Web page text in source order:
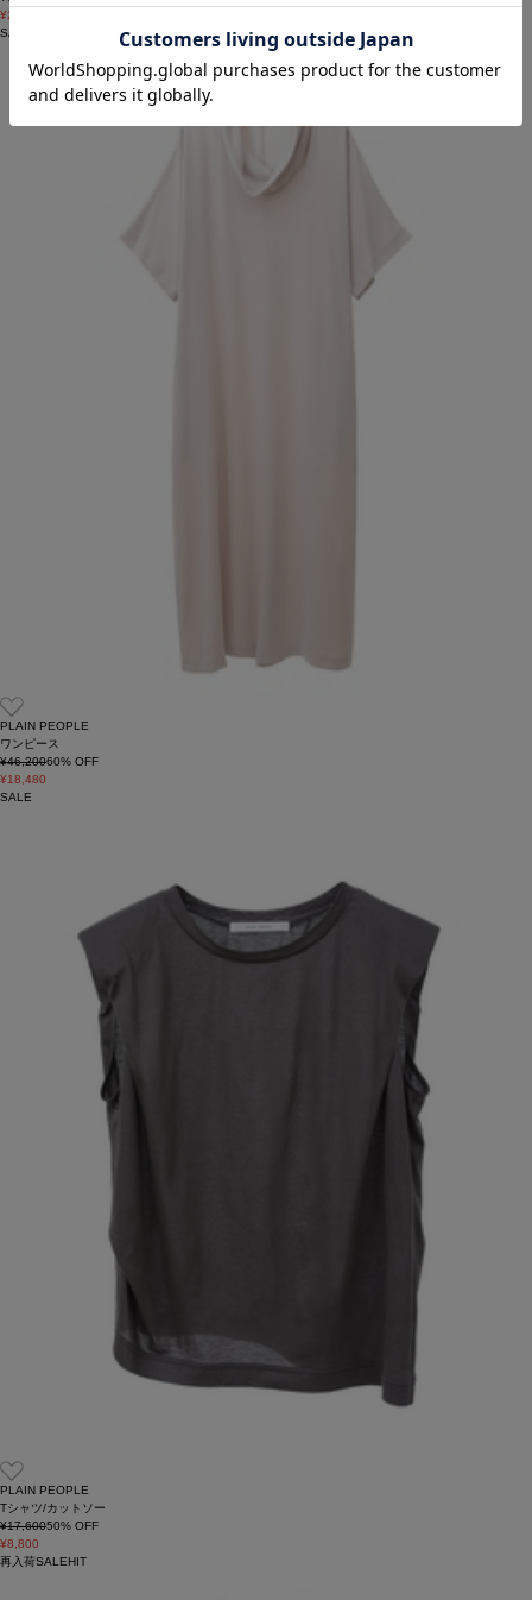
¥21,120
SALE
PLAIN PEOPLE
ワンピース
¥46,20060% OFF
¥18,480
SALE
PLAIN PEOPLE
Tシャツ/カットソー
¥17,60050% OFF
¥8,800
再入荷SALEHIT